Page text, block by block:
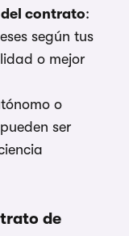
contrato:
según tus
o mejor
o
ser
de